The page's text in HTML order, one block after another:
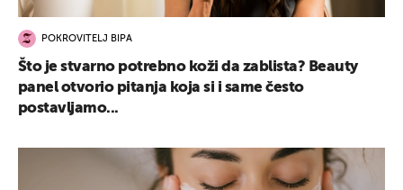
POKROVITELJ BIPA
Što je stvarno potrebno koži da zablista? Beauty
panel otvorio pitanja koja si i same često
postavljamo...